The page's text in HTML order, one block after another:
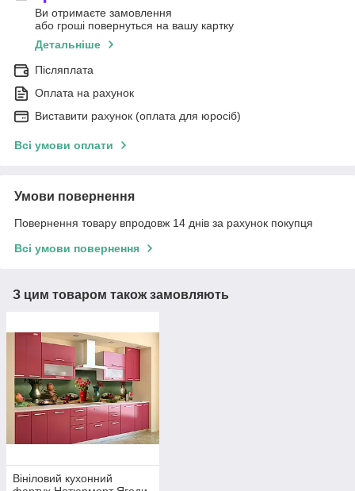
Ви отримаєте замовлення
або гроші повернуться на вашу картку
Детальніше
Післяплата
Оплата на рахунок
Виставити рахунок (оплата для юросіб)
Всі умови оплати
Умови повернення
Повернення товару впродовж 14 днів за рахунок покупця
Всі умови повернення
З цим товаром також замовляють
Вініловий кухонний